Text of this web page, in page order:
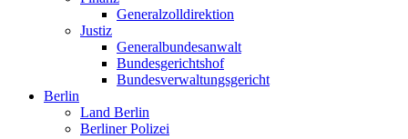
Generalzolldirektion
Justiz
Generalbundesanwalt
Bundesgerichtshof
Bundesverwaltungsgericht
Berlin
Land Berlin
Berliner Polizei